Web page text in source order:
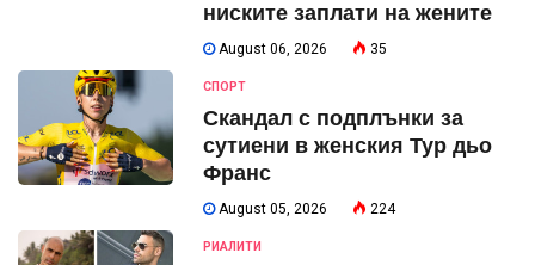
ниските заплати на жените
August 06, 2026 35
СПОРТ
Скандал с подплънки за
сутиени в женския Тур дьо
Франс
August 05, 2026 224
РИАЛИТИ